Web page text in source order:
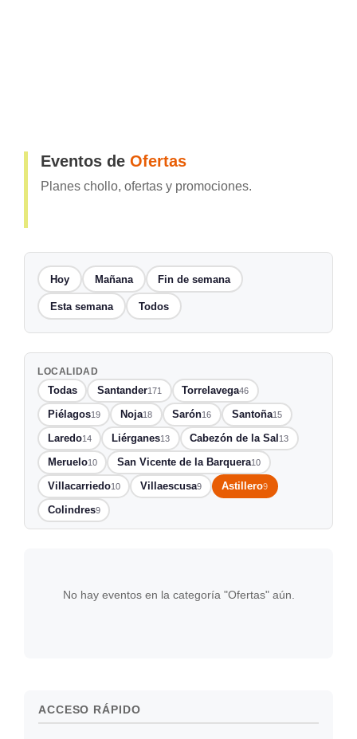
Eventos de Ofertas
Planes chollo, ofertas y promociones.
Hoy Mañana Fin de semana
Esta semana Todos
LOCALIDAD
Todas Santander171 Torrelavega46
Piélagos19 Noja18 Sarón16 Santoña15
Laredo14 Liérganes13 Cabezón de la Sal 13
Meruelo10 San Vicente de la Barquera10
Villacarriedo10 Villaescusa9 Astillero9
Colindres9
No hay eventos en la categoría "Ofertas" aún.
ACCESO RÁPIDO